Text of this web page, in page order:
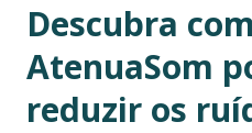
Descubra
AtenuaSom
reduzir os